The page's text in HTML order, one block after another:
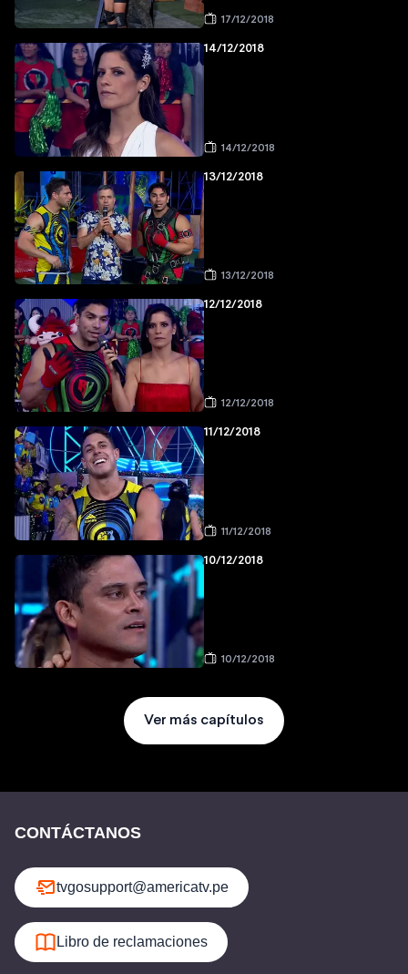
17/12/2018
14/12/2018
14/12/2018
13/12/2018
13/12/2018
12/12/2018
12/12/2018
11/12/2018
11/12/2018
10/12/2018
10/12/2018
Ver más capítulos
CONTÁCTANOS
tvgosupport@americatv.pe
Libro de reclamaciones